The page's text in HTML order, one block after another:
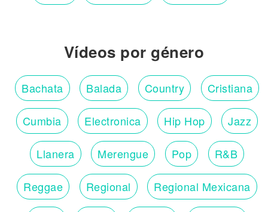
Vídeos por género
Bachata Balada Country Cristiana
Cumbia Electronica Hip Hop Jazz
Llanera Merengue Pop R&B
Reggae Regional Regional Mexicana